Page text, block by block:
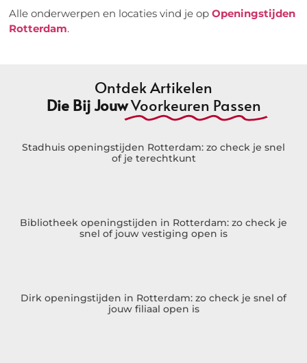
Alle onderwerpen en locaties vind je opOpeningstijden
Rotterdam.
Ontdek Artikelen
Die Bij JouwVoorkeuren Passen
Stadhuis openingstijden Rotterdam: zo check je snel
of je terechtkunt
Bibliotheek openingstijden in Rotterdam: zo check je
snel of jouw vestiging open is
Dirk openingstijden in Rotterdam: zo check je snel of
jouw filiaal open is